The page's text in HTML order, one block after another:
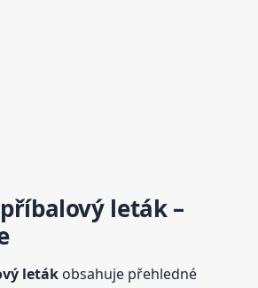
leták –
leták obsahuje přehledné